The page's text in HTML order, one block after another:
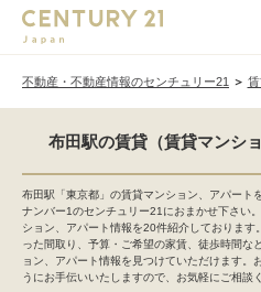
不動産・不動産情報のセンチュリー21
布田駅の賃貸（賃貸マンシ
布田駅「東京都」の賃貸マンション、アパート
ナンバー1のセンチュリー21におまかせ下さい
ション、アパート情報を20件紹介しておりま
った間取り、予算・ご希望の家賃、徒歩時間な
ョン、アパート情報を見つけていただけます。
うにお手伝いいたしますので、お気軽にご相談